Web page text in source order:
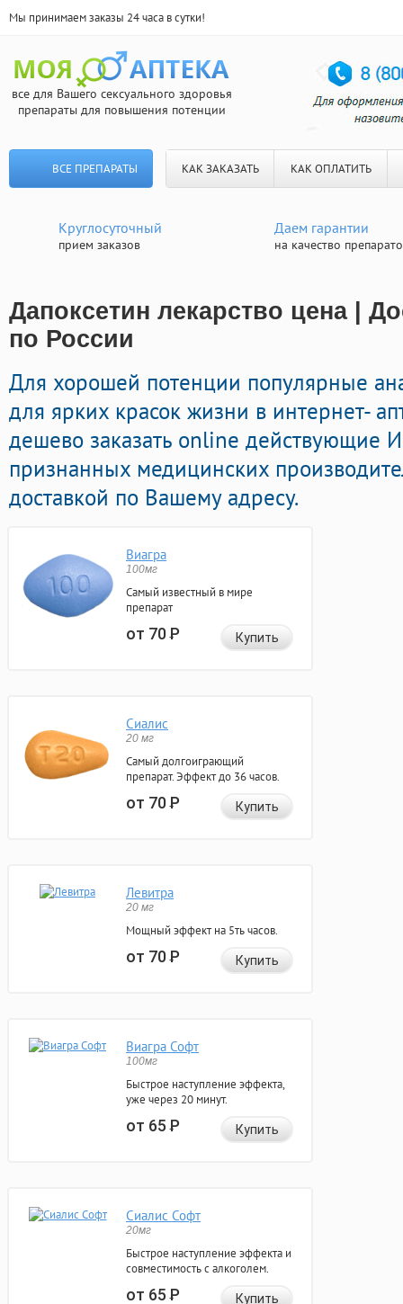
Мы принимаем заказы 24 часа в сутки!
все для Вашего сексуального здоровья
препараты для повышения потенции
ВСЕ ПРЕПАРАТЫ КАК ЗАКАЗАТЬ КАК ОПЛАТИТЬ
Круглосуточный
прием заказов
Даем гарантии
на качество
Дапоксетин лекарство цена |
по России
Для хорошей потенции популярные
для ярких красок жизни в интернет-
дешево заказать online действующие
признанных медицинских
доставкой по Вашему адресу.
Виагра
100мг
Самый известный в мире
препарат
от 70Р Купить
Сиалис
20 мг
Самый долгоиграющий
препарат. Эффект до 36 часов.
от 70Р Купить
Левитра
20 мг
Мощный эффект на 5ть часов.
от 70Р Купить
Виагра Софт
100мг
Быстрое наступление эффекта,
уже через 20 минут.
от 65Р Купить
Сиалис Софт
20мг
Быстрое наступление эффекта и
совместимость с алкоголем.
от 65Р Купить